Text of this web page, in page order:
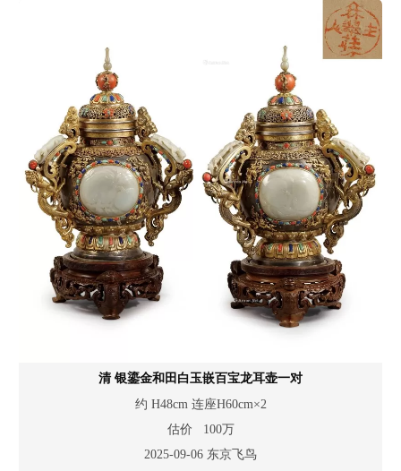
清 银鎏金和田白玉嵌百宝龙耳壶一对
约 H48cm 连座H60cm×2
估价 100万
2025-09-06 东京飞鸟